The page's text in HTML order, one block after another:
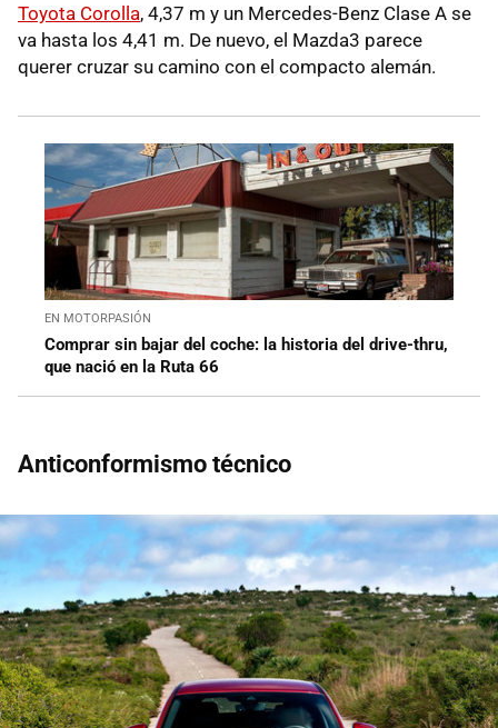
Toyota Corolla, 4,37 m y un Mercedes-Benz Clase A se
va hasta los 4,41 m. De nuevo, el Mazda3 parece
querer cruzar su camino con el compacto alemán.
EN MOTORPASIÓN
Comprar sin bajar del coche: la historia del drive-thru,
que nació en la Ruta 66
Anticonformismo técnico